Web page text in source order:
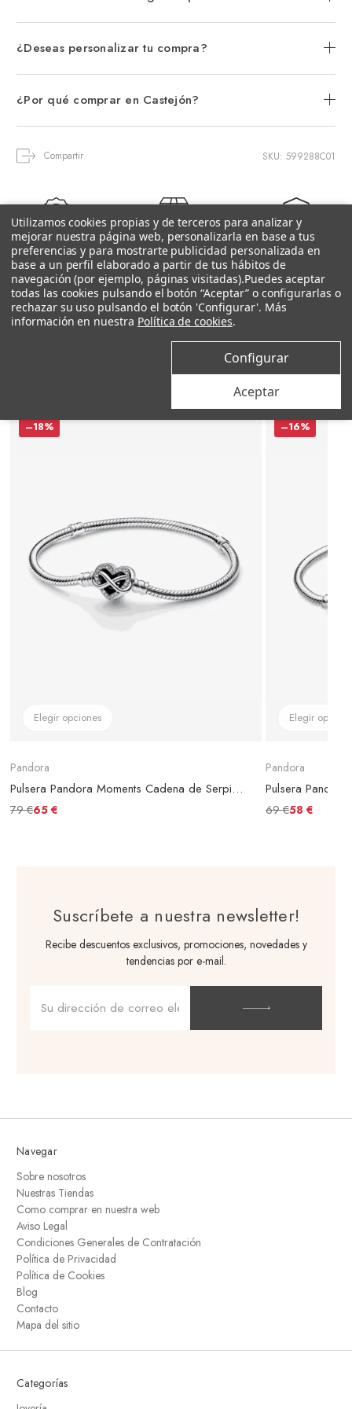
¿Deseas personalizar tu compra?
¿Por qué comprar en Castejón?
Compartir SKU: 599288C01
Distribuidor
Oficial
Entrega 24-72h
(Península)
3 Años de
Grantía
Productos relacionados
–18%
Elegir opciones
Pandora
Pulsera Pandora Moments Cadena de Serpiente con Cierre Corazón Infinito Brillante
79 €65 €
–16%
Elegir
Pandora
69 €58 €
Suscríbete a nuestra newsletter!
Recibe descuentos exclusivos, promociones, novedades y
tendencias por e-mail.
de
correo
Navegar
Sobre nosotros
Nuestras Tiendas
Como comprar en nuestra web
Aviso Legal
Condiciones Generales de Contratación
Política de Privacidad
Política de Cookies
Blog
Contacto
Mapa del sitio
Categorías
Utilizamos cookies propias y de terceros para analizar y
mejorar nuestra página web, personalizarla en base a tus
preferencias y para mostrarte publicidad personalizada en
base a un perfil elaborado a partir de tus hábitos de
navegación (por ejemplo, páginas visitadas).Puedes aceptar
todas las cookies pulsando el botón “Aceptar” o configurarlas o
rechazar su uso pulsando el botón 'Configurar'. Más
información en nuestra Política de cookies.
Configurar
Aceptar